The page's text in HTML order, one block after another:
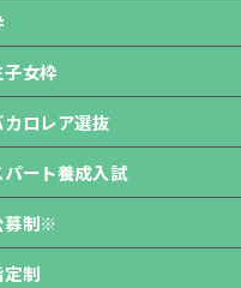
女枠
カロレア選抜
パート養成入試
募制※
制